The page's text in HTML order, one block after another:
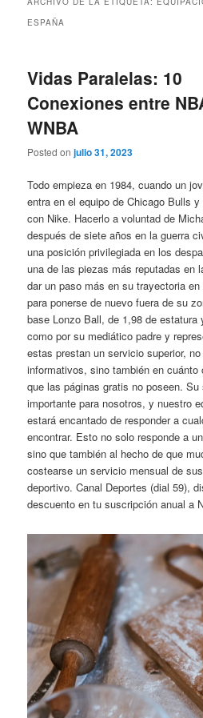
ESPAÑA
Vidas Paralelas: 10
Conexiones entre
WNBA
Posted onjulio 31, 2023
Todo empieza en 1984, cuando un
entra en el equipo de Chicago Bulls
con Nike. Hacerlo a voluntad de
después de siete años en la guerra
una posición privilegiada en los
una de las piezas más reputadas en
dar un paso más en su trayectoria
para ponerse de nuevo fuera de su
base Lonzo Ball, de 1,98 de
como por su mediático padre y
estas prestan un servicio superior,
informativos, sino también en
que las páginas gratis no poseen.
importante para nosotros, y nuestro
estará encantado de responder a
encontrar. Esto no solo responde a
sino que también al hecho de que
costearse un servicio mensual de
deportivo. Canal Deportes (dial 59),
descuento en tu suscripción anual a